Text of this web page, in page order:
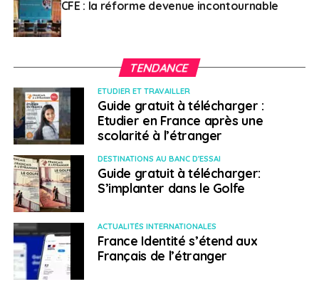
l’étranger
d’instaurer un dispositif d’aide pour les Français de
des menaces sanitaires ou des évènements politiques
majeurs. Ce fonds permettrait d’aider sans délai les
Français de l’étranger à faire face à des circonstances
Les aides de ce fonds peuvent être financières ou
matérielles, directes ou indirectes, et seraient
accordées sous condition de ressources. D’après le
pleinement impliqués dans les prises de décision liées à
ce fonds.
CFE : la réforme devenue incontournable
TENDANCE
ETUDIER ET TRAVAILLER
Guide gratuit à télécharger :
Etudier en France après une
scolarité à l’étranger
DESTINATIONS AU BANC D'ESSAI
Guide gratuit à télécharger:
S’implanter dans le Golfe
ACTUALITÉS INTERNATIONALES
France Identité s’étend aux
Français de l’étranger